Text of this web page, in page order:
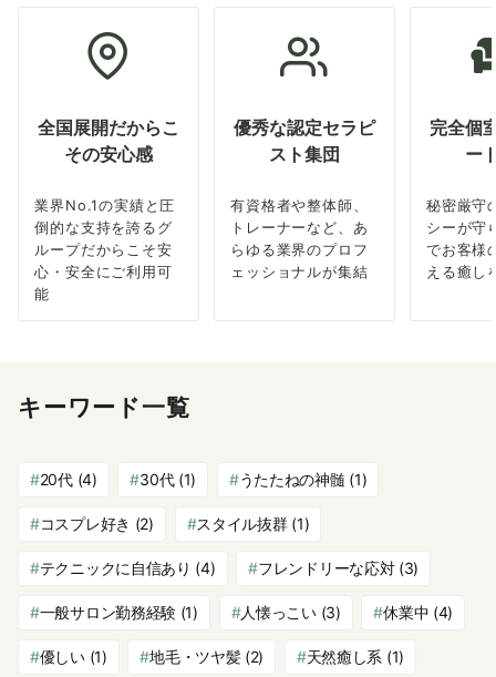
全国展開だからこ
その安心感
業界No.1の実績と圧
倒的な支持を誇るグ
ループだからこそ安
心・安全にご利用可
能
優秀な認定セラピ
スト集団
有資格者や整体師、
トレーナーなど、あ
らゆる業界のプロフ
ェッショナルが集結
完全個
ー
秘密厳守
シーが守
でお客様
える癒し
キーワード一覧
20代(4) 30代(1) うたたねの神髄 (1)
コスプレ好き (2) スタイル抜群(1)
テクニックに自信あり (4) フレンドリーな応対(3)
一般サロン勤務経験 (1) 人懐っこい(3) 休業中 (4)
優しい(1) 地毛・ツヤ髪(2) 天然癒し系 (1)